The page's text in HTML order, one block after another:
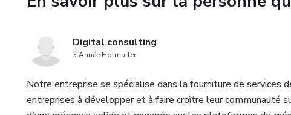
Digital consulting
3 Année Hotmarter
Notre entreprise se spécialise dans la fourniture de services
entreprises à développer et à faire croître leur communauté